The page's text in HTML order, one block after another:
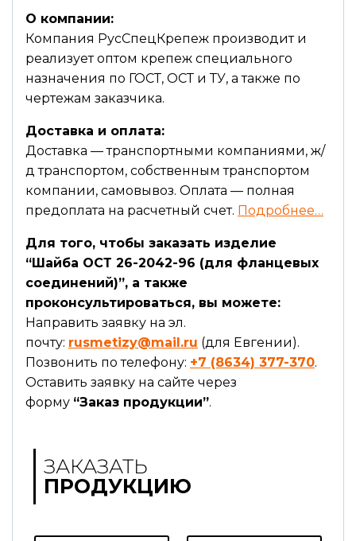
О компании:
Компания РусСпецКрепеж производит и
реализует оптом крепеж специального
назначения по ГОСТ, ОСТ и ТУ, а также по
чертежам заказчика.
Доставка и оплата:
Доставка — транспортными компаниями, ж/
д транспортом, собственным транспортом
компании, самовывоз. Оплата — полная
предоплата на расчетный счет. Подробнее…
Для того, чтобы заказать изделие
“Шайба ОСТ 26-2042-96 (для фланцевых
соединений)”, а также
проконсультироваться, вы можете:
Направить заявку на эл.
почту: rusmetizy@mail.ru (для Евгении).
Позвонить по телефону: +7 (8634) 377-370.
Оставить заявку на сайте через
форму “Заказ продукции”.
ЗАКАЗАТЬ
ПРОДУКЦИЮ